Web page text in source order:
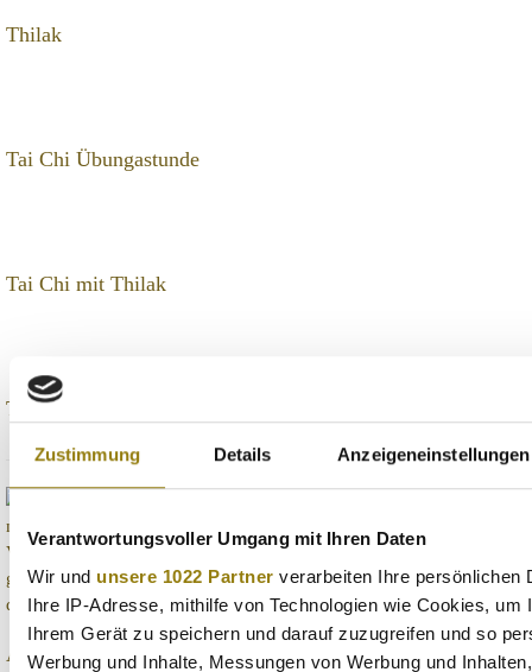
Zustimmung Details Anzeigeneinstellungen
Verantwortungsvoller Umgang mit Ihren Daten
Wir und unsere 1022 Partner verarbeiten Ihre persönlichen
Ihre IP-Adresse, mithilfe von Technologien wie Cookies, um
Ihrem Gerät zu speichern und darauf zuzugreifen und so
Werbung und Inhalte, Messungen von Werbung und Inhalten,
Thilak
Tai Chi Übungastunde
Tai Chi mit Thilak
Tai Chi
Ayurveda Kuren